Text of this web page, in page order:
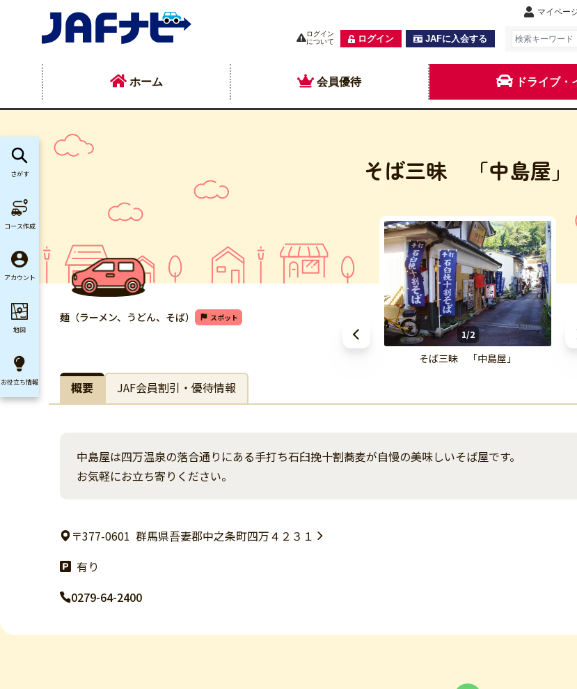
マイペー
ログイン
について
ログイン JAFに入会する
ホーム 会員優待 ドライブ・
そば三昧 「中島屋」
1/2
そば三昧 「中島屋」
麺（ラーメン、うどん、そば） スポット
概要 JAF会員割引・優待情報
中島屋は四万温泉の落合通りにある手打ち石臼挽十割蕎麦が自慢の美味しいそば屋です。
お気軽にお立ち寄りください。
〒377-0601 群馬県吾妻郡中之条町四万４２３１
有り
0279-64-2400
さがす
コース作成
アカウント
地図
お役立ち情報